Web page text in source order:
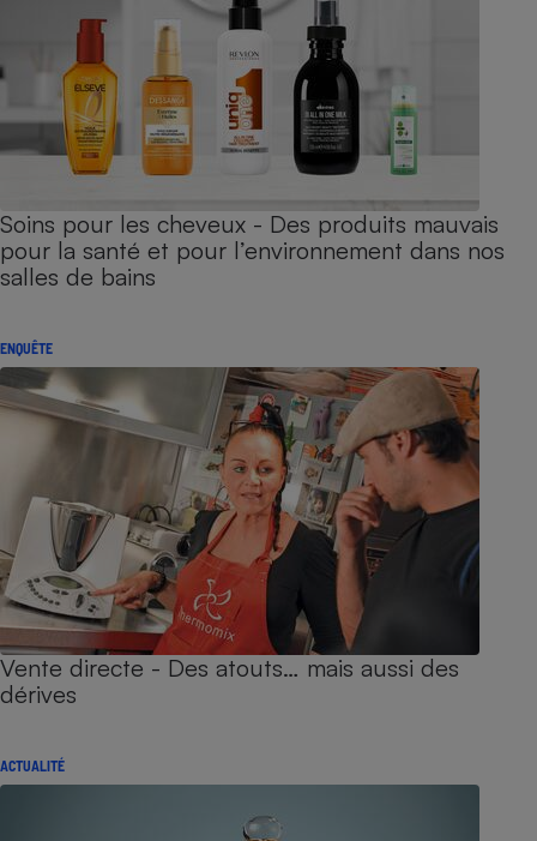
Soins pour les cheveux - Des produits mauvais
pour la santé et pour l’environnement dans nos
salles de bains
ENQUÊTE
Vente directe - Des atouts… mais aussi des
dérives
ACTUALITÉ